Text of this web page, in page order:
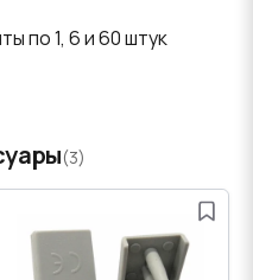
по 1, 6 и 60 штук
(3)